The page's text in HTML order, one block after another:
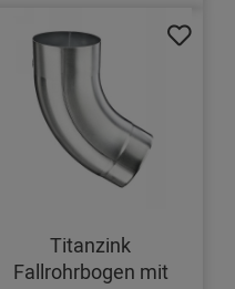
Titanzink
Fallrohrbogen mit